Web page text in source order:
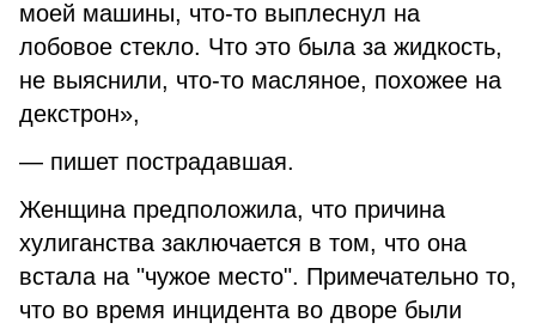
моей машины, что-то выплеснул на
лобовое стекло. Что это была за жидкость,
не выяснили, что-то масляное, похожее на
декстрон»,
— пишет пострадавшая.
Женщина предположила, что причина
хулиганства заключается в том, что она
встала на "чужое место". Примечательно то,
что во время инцидента во дворе были